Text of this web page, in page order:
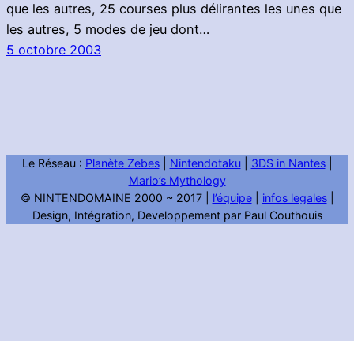
que les autres, 25 courses plus délirantes les unes que
les autres, 5 modes de jeu dont…
5 octobre 2003
Le Réseau : Planète Zebes| Nintendotaku| 3DS in Nantes|
Mario’s Mythology
© NINTENDOMAINE 2000 ~ 2017 | l’équipe| infos legales|
Design, Intégration, Developpement par Paul Couthouis